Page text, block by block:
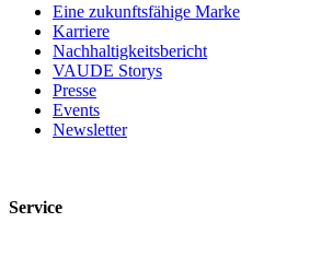
Eine zukunftsfähige Marke
Karriere
Nachhaltigkeitsbericht
VAUDE Storys
Presse
Events
Newsletter
Service